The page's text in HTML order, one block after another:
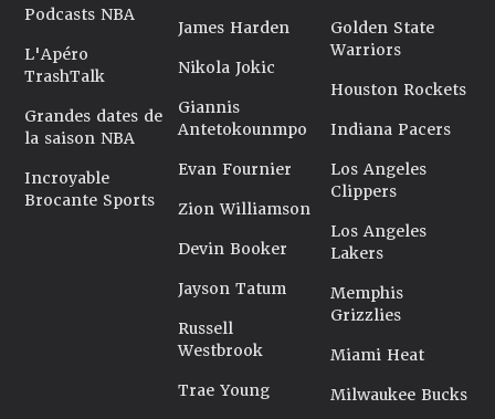
Podcasts NBA
L'Apéro
TrashTalk
Grandes dates de
la saison NBA
Incroyable
Brocante Sports
James Harden
Nikola Jokic
Giannis
Antetokounmpo
Evan Fournier
Zion Williamson
Devin Booker
Jayson Tatum
Russell
Westbrook
Trae Young
Golden State
Warriors
Houston Rockets
Indiana Pacers
Los Angeles
Clippers
Los Angeles
Lakers
Memphis
Grizzlies
Miami Heat
Milwaukee Bucks